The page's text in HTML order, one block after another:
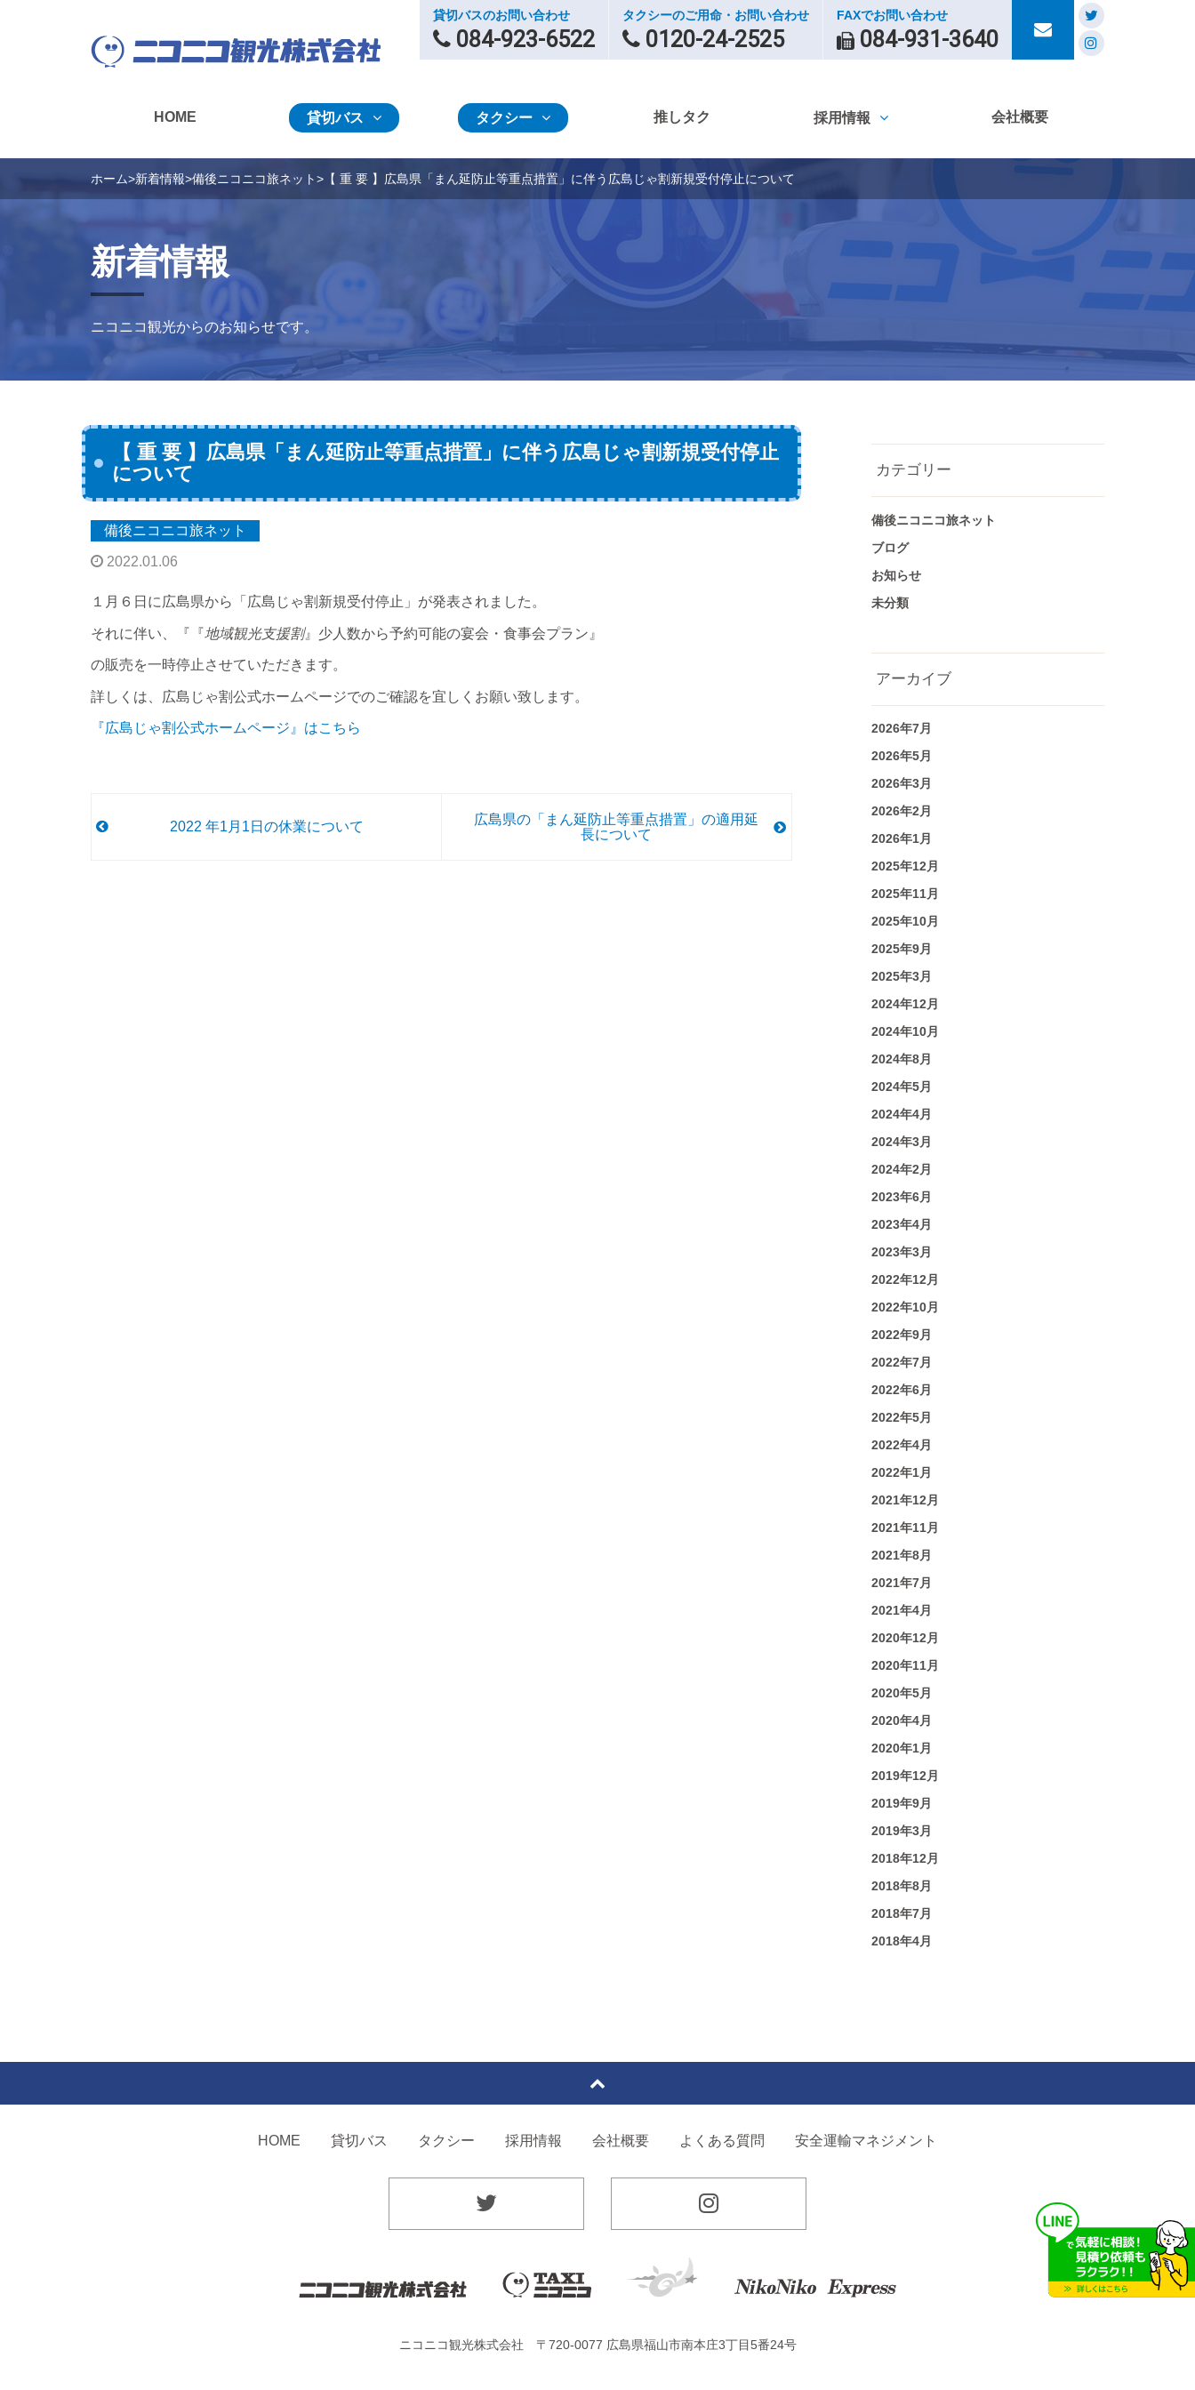
貸切バスのお問い合わせ
084-923-6522
タクシーのご用命・お問い合わせ
0120-24-2525
FAXでお問い合わせ
084-931-3640
HOME 貸切バス タクシー 推しタク 採用情報 会社概要
ホーム>新着情報>備後ニコニコ旅ネット> 【 重 要 】広島県「まん延防止等重点措置」に伴う広島じゃ割新規受付停止について
新着情報
ニコニコ観光からのお知らせです。
【 重 要 】広島県「まん延防止等重点措置」に伴う広島じゃ割新規受付停止
について
備後ニコニコ旅ネット
2022.01.06
１月６日に広島県から「広島じゃ割新規受付停止」が発表されました。
それに伴い、『『地域観光支援割』少人数から予約可能の宴会・食事会プラン』
の販売を一時停止させていただきます。
詳しくは、広島じゃ割公式ホームページでのご確認を宜しくお願い致します。
『広島じゃ割公式ホームページ』はこちら
2022 年1月1日の休業について
広島県の「まん延防止等重点措置」の適用延
長について
カテゴリー
備後ニコニコ旅ネット
ブログ
お知らせ
未分類
アーカイブ
2026年7月
2026年5月
2026年3月
2026年2月
2026年1月
2025年12月
2025年11月
2025年10月
2025年9月
2025年3月
2024年12月
2024年10月
2024年8月
2024年5月
2024年4月
2024年3月
2024年2月
2023年6月
2023年4月
2023年3月
2022年12月
2022年10月
2022年9月
2022年7月
2022年6月
2022年5月
2022年4月
2022年1月
2021年12月
2021年11月
2021年8月
2021年7月
2021年4月
2020年12月
2020年11月
2020年5月
2020年4月
2020年1月
2019年12月
2019年9月
2019年3月
2018年12月
2018年8月
2018年7月
2018年4月
HOME 貸切バス タクシー 採用情報 会社概要 よくある質問 安全運輸マネジメント
ニコニコ観光株式会社 〒720-0077 広島県福山市南本庄3丁目5番24号